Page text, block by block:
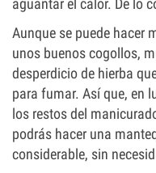
aguantar el calor. De lo
Aunque se puede hacer
unos buenos cogollos,
desperdicio de hierba
para fumar. Así que, en
los restos del
podrás hacer una
considerable, sin